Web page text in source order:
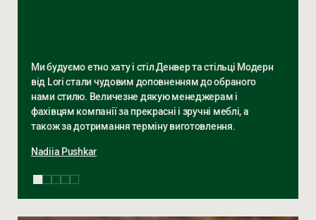
Ми будуємо етно хату і стіл Денвер та стільці Модерн
від Lori стали чудовим доповненням до обраного
нами стилю. Величезне дякую менеджерам і
фахівцям компанії за прекрасні і зручні меблі, а
також за дотримання терміну виготовлення.
Nadiia Pushkar